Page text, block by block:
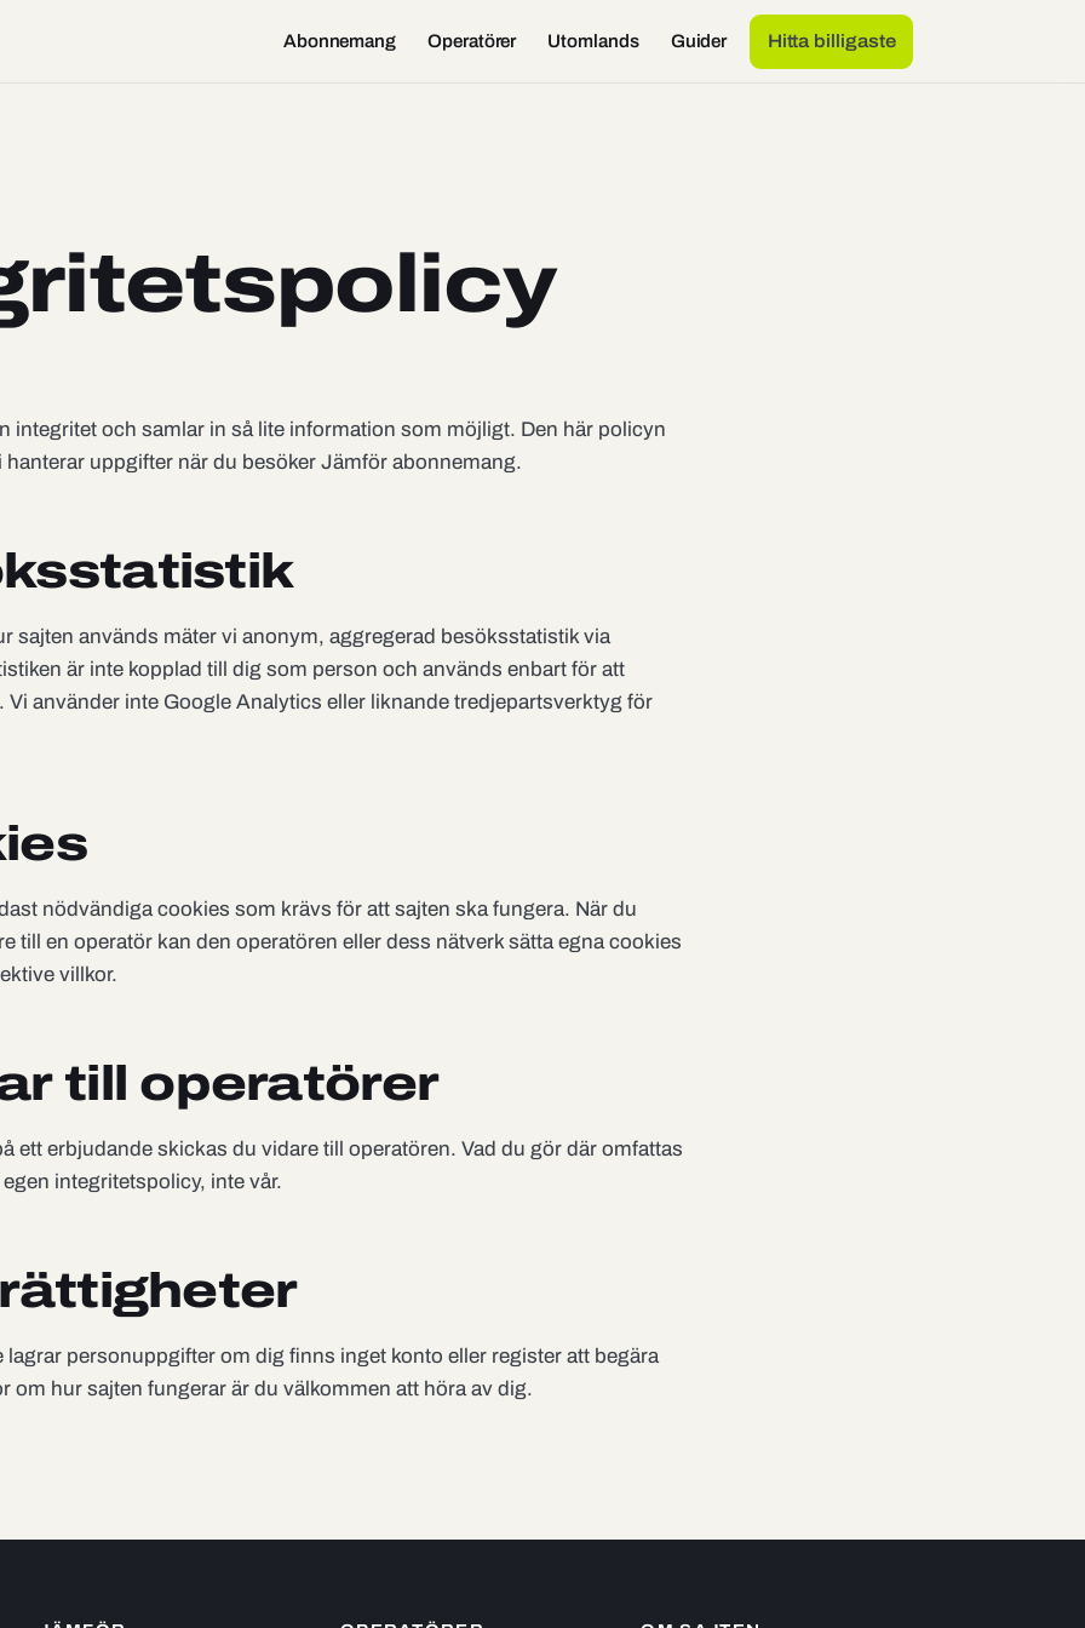
Abonnemang Operatörer Utomlands Guider Hitta billigaste
integritet och samlar in så lite information som möjligt. Den här policyn
uppgifter när du besöker Jämför abonnemang.
sajten används mäter vi anonym, aggregerad besöksstatistik via
är inte kopplad till dig som person och används enbart för att
Vi använder inte Google Analytics eller liknande tredjepartsverktyg för
nödvändiga cookies som krävs för att sajten ska fungera. När du
till en operatör kan den operatören eller dess nätverk sätta egna cookies
villkor.
till operatörer
ett erbjudande skickas du vidare till operatören. Vad du gör där omfattas
integritetspolicy, inte vår.
lagrar personuppgifter om dig finns inget konto eller register att begära
om hur sajten fungerar är du välkommen att höra av dig.